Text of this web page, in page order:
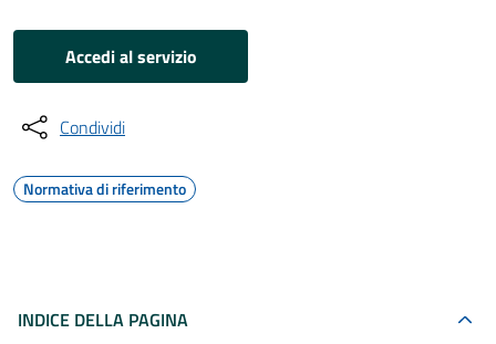
Accedi al servizio
Condividi
Normativa di riferimento
INDICE DELLA PAGINA